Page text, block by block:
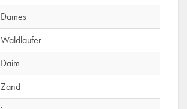
Dames
Waldlaufer
Daim
Zand